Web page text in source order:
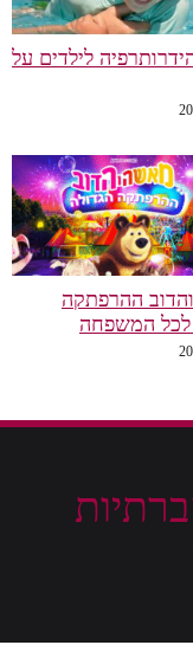
לילדים על
ההרפתקה
לכל המשפחה